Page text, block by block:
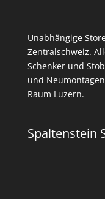
Unabhängige
Zentralschweiz.
Schenker und
und
Raum Luzern.
Spaltenstein